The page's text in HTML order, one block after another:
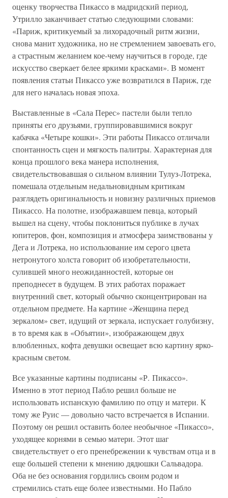
оценку творчества Пикассо в мадридский период,
Утрилло заканчивает статью следующими словами:
«Париж, критикуемый за лихорадочный ритм жизни,
снова манит художника, но не стремлением завоевать его,
а страстным желанием кое-чему научиться в городе, где
искусство сверкает белее яркими красками». В момент
появления статьи Пикассо уже возвратился в Париж, где
для него началась новая эпоха.
Выставленные в «Сала Перес» пастели были тепло
приняты его друзьями, группировавшимися вокруг
кабачка «Четыре кошки». Эти работы Пикассо отличали
спонтанность сцен и мягкость палитры. Характерная для
конца прошлого века манера исполнения,
свидетельствовавшая о сильном влиянии Тулуз-Лотрека,
помешала отдельным недальновидным критикам
разглядеть оригинальность и новизну различных приемов
Пикассо. На полотне, изображавшем певца, который
вышел на сцену, чтобы поклониться публике в лучах
юпитеров, фон, композиция и атмосфера заимствованы у
Дега и Лотрека, но использование им серого цвета
нетронутого холста говорит об изобретательности,
сулившей много неожиданностей, которые он
преподнесет в будущем. В этих работах поражает
внутренний свет, который обычно сконцентрирован на
отдельном предмете. На картине «Женщина перед
зеркалом» свет, идущий от зеркала, испускает голубизну,
в то время как в «Объятии», изображающем двух
влюбленных, кофта девушки освещает всю картину ярко-
красным светом.
Все указанные картины подписаны «Р. Пикассо».
Именно в этот период Пабло решил больше не
использовать испанскую фамилию по отцу и матери. К
тому же Руис — довольно часто встречается в Испании.
Поэтому он решил оставить более необычное «Пикассо»,
уходящее корнями в семью матери. Этот шаг
свидетельствует о его пренебрежении к чувствам отца и в
еще большей степени к мнению дядюшки Сальвадора.
Оба не без основания гордились своим родом и
стремились стать еще более известными. Но Пабло